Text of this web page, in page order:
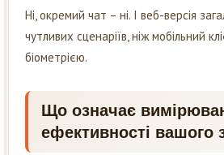
Ні, окремий чат – ні. І веб-версія
чутливих сценаріїв, ніж мобільний
біометрією.
Що означає
ефективності вашого